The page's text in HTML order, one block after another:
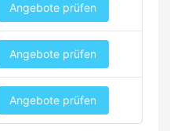
Angebote prüfen
Angebote prüfen
Angebote prüfen